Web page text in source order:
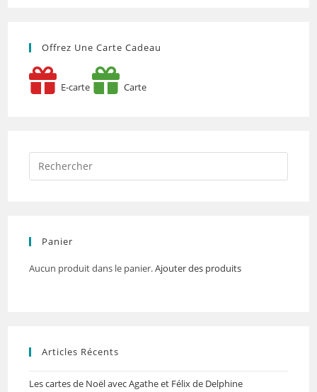
Offrez Une Carte Cadeau
E-carte Carte
Panier
Aucun produit dans le panier.Ajouter des produits
Articles Récents
Les cartes de Noël avec Agathe et Félix de Delphine